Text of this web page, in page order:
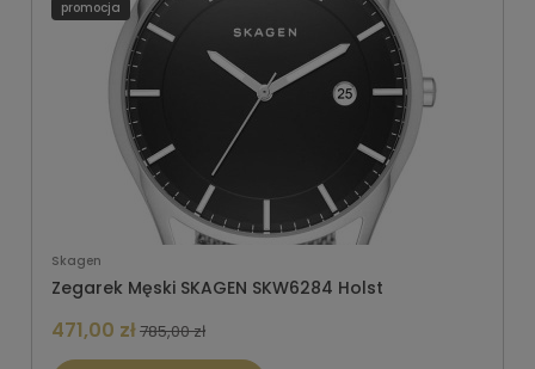
Skagen
Zegarek Męski SKAGEN SKW6284 Holst
471,00 zł785,00 zł
promocja